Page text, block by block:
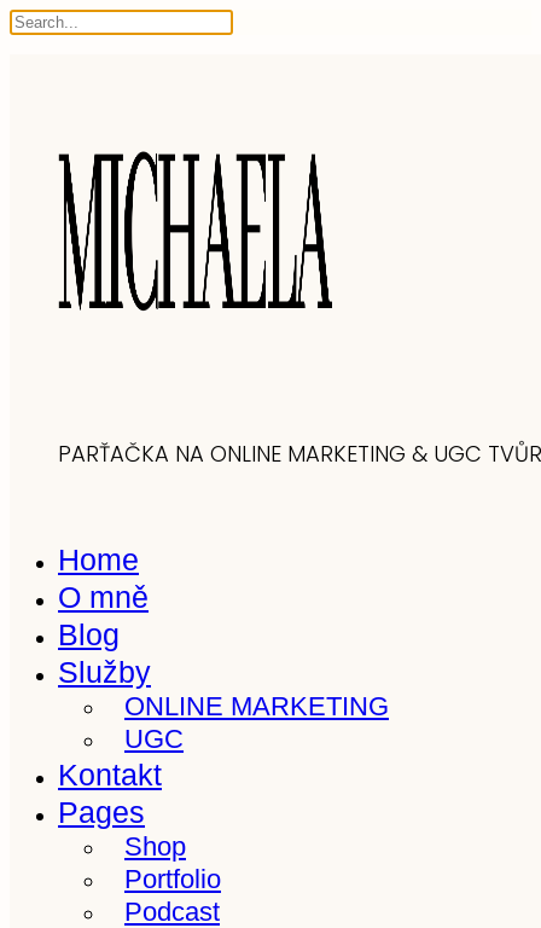
PARŤAČKA NA ONLINE MARKETING & UGC
Home
O mně
Blog
Služby
ONLINE MARKETING
UGC
Kontakt
Pages
Shop
Portfolio
Podcast